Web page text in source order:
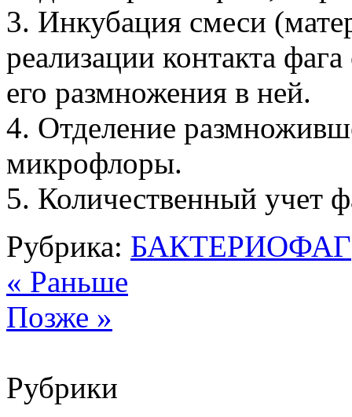
3. Инкубация смеси
реализации контакта
его размножения в ней.
4. Отделение
микрофлоры.
5. Количественный учет
Рубрика: БАКТЕРИОФАГ
« Раньше
Позже »
Рубрики